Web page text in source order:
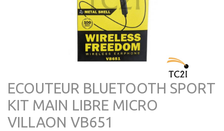
ECOUTEUR BLUETOOTH SPORT
KIT MAIN LIBRE MICRO
VILLAON VB651